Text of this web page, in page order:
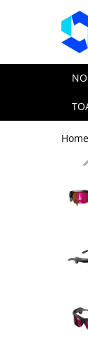
Trotinete
Trotinete